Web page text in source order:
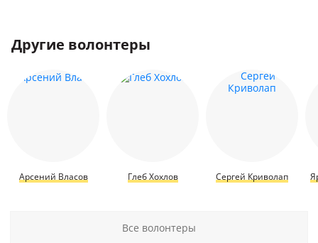
Другие волонтеры
Арсений Власов Глеб Хохлов Сергей Криволап
Все волонтеры